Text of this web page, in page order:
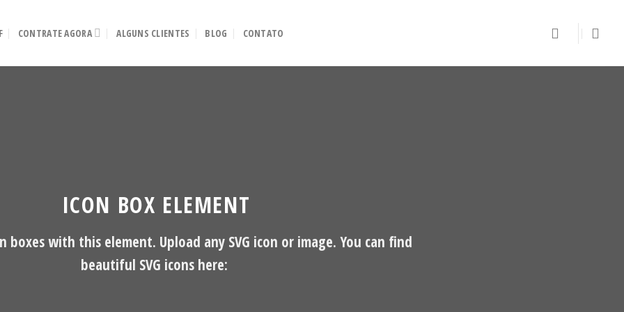
CONTRATE AGORA ALGUNS CLIENTES BLOG CONTATO
ICON BOX ELEMENT
boxes with this element. Upload any SVG icon or image. You can find
beautiful SVG icons here: